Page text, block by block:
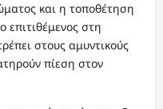
και η τοποθέτηση
επιτιθέμενος στη
στους αμυντικούς
πίεση στον